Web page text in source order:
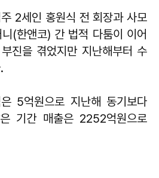
2세인 홍원식 전 회장과 사모
(한앤코) 간 법적 다툼이 이어
진을 겪었지만 지난해부터 수
5억원으로 지난해 동기보다
기간 매출은 2252억원으로